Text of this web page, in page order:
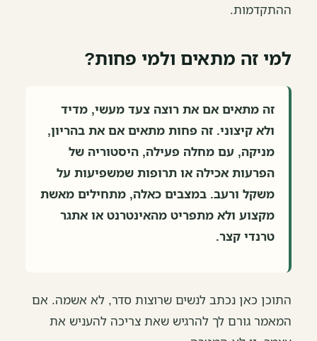
ההתקדמות.
למי זה מתאים ולמי פחות?
זה מתאים אם את רוצה צעד מעשי, מדיד
ולא קיצוני. זה פחות מתאים אם את בהריון,
מניקה, עם מחלה פעילה, היסטוריה של
הפרעות אכילה או תרופות שמשפיעות על
משקל ורעב. במצבים כאלה, מתחילים מאשת
מקצוע ולא מתפריט מהאינטרנט או אתגר
טרנדי קצר.
התוכן כאן נכתב לנשים שרוצות סדר, לא אשמה. אם
המאמר גורם לך להרגיש שאת צריכה להעניש את